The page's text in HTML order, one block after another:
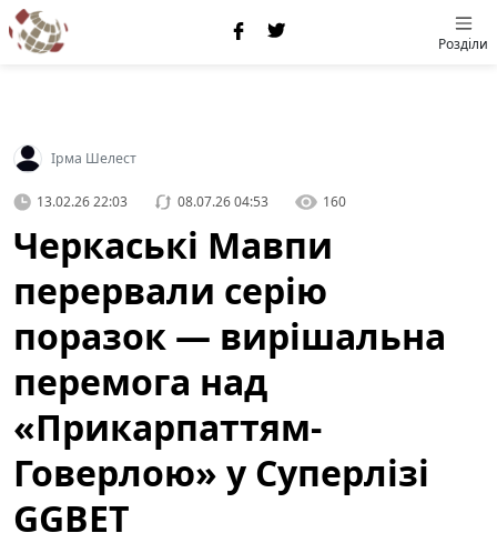
Розділи
Ірма Шелест
13.02.26 22:03 08.07.26 04:53 160
Черкаські Мавпи
перервали серію
поразок — вирішальна
перемога над
«Прикарпаттям-
Говерлою» у Суперлізі
GGBET